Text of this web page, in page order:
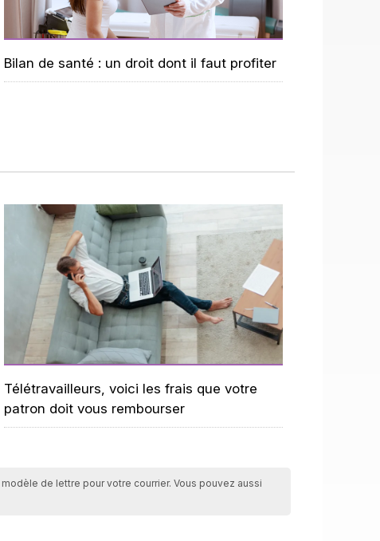
Bilan de santé : un droit dont il faut profiter
Télétravailleurs, voici les frais que votre
patron doit vous rembourser
de lettre pour votre courrier. Vous pouvez aussi